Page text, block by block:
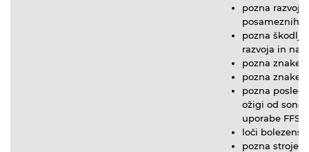
pozna razvoj
posameznih
pozna
razvoja in
pozna znake
pozna znake
pozna
ožigi od
uporabe FFS
loči
pozna stroje,